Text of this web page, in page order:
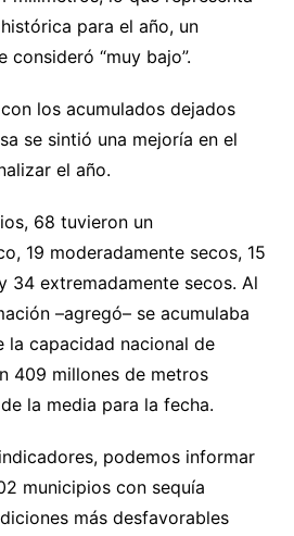
para el año, un
“muy bajo”.
los acumulados dejados
se sintió una mejoría en el
el año.
68 tuvieron un
19 moderadamente secos, 15
34 extremadamente secos. Al
–agregó– se acumulaba
la capacidad nacional de
409 millones de metros
la media para la fecha.
podemos informar
municipios con sequía
más desfavorables